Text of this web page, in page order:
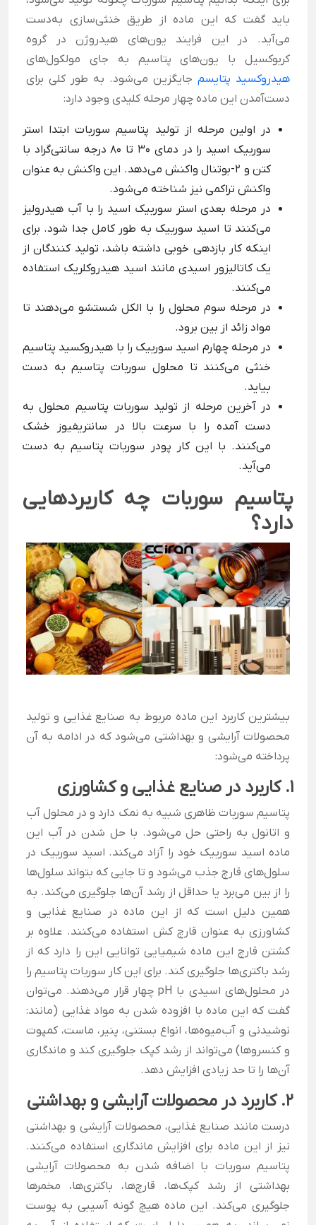
باید گفت که این ماده از طریق خنثی‌سازی به‌دست
می‌آید. در این فرایند یون‌های هیدروژن در گروه
کربوکسیل با یون‌های پتاسیم به جای مولکول‌های
هیدروکسید پتایسم جایگزین می‌شود. به طور کلی برای
دست‌آمدن این ماده چهار مرحله کلیدی وجود دارد:
در اولین مرحله از تولید پتاسیم سوربات ابتدا استر
سوربیک اسید را در دمای 30 تا 80 درجه سانتی‌گراد با
کتن و 2-بوتنال واکنش می‌دهد. این واکنش به عنوان
واکنش تراکمی نیز شناخته می‌شود.
در مرحله بعدی استر سوربیک اسید را با آب هیدرولیز
می‌کنند تا اسید سوربیک به طور کامل جدا شود. برای
اینکه کار بازدهی خوبی داشته باشد، تولید کنندگان از
یک کاتالیزور اسیدی مانند اسید هیدروکلریک استفاده
می‌کنند.
در مرحله سوم محلول را با الکل شستشو می‌دهند تا
مواد زائد از بین برود.
در مرحله چهارم اسید سوربیک را با هیدروکسید پتاسیم
خنثی می‌کنند تا محلول سوربات پتاسیم به دست
بیاید.
در آخرین مرحله از تولید سوربات پتاسیم محلول به
دست آمده را با سرعت بالا در سانتریفیوز خشک
می‌کنند. با این کار پودر سوربات پتاسیم به دست
می‌آید.
پتاسیم سوربات چه کاربردهایی
دارد؟
بیشترین کاربرد این ماده مربوط به صنایع غذایی و تولید
محصولات آرایشی و بهداشتی می‌شود که در ادامه به آن
پرداخته می‌شود:
1. کاربرد در صنایع غذایی و کشاورزی
پتاسیم سوربات ظاهری شبیه به نمک دارد و در محلول آب
و اتانول به راحتی حل می‌شود. با حل شدن در آب این
ماده اسید سوربیک خود را آزاد می‌کند. اسید سوربیک در
سلول‌های قارچ جذب می‌شود و تا جایی که بتواند سلول‌ها
را از بین می‌برد یا حداقل از رشد آن‌ها جلوگیری می‌کند. به
همین دلیل است که از این ماده در صنایع غذایی و
کشاورزی به عنوان قارچ کش استفاده می‌کنند. علاوه بر
کشتن قارچ این ماده شیمیایی توانایی این را دارد که از
رشد باکتری‌ها جلوگیری کند. برای این کار سوربات پتاسیم را
در محلول‌های اسیدی با pH چهار قرار می‌دهند. می‌توان
گفت که این ماده با افزوده شدن به مواد غذایی (مانند:
نوشیدنی و آب‌میوه‌ها، انواع بستنی، پنیر، ماست، کمپوت
و کنسرو‌ها) می‌تواند از رشد کپک جلوگیری کند و ماندگاری
آن‌ها را تا حد زیادی افزایش دهد.
2. کاربرد در محصولات آرایشی و بهداشتی
درست مانند صنایع غذایی، محصولات آرایشی و بهداشتی
نیز از این ماده برای افزایش ماندگاری استفاده می‌کنند.
پتاسیم سوربات با اضافه شدن به محصولات آرایشی
بهداشتی از رشد کپک‌ها، قارچ‌ها، باکتری‌ها، مخمر‌ها
جلوگیری می‌کند. این ماده هیچ گونه آسیبی به پوست